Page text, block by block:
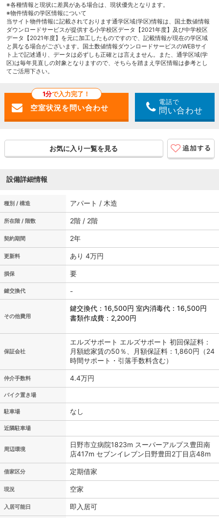
※各種情報と現状に差異がある場合は、現状優先となります。
※物件情報の学区情報について
当サイト物件情報に記載されております通学区域(学区)情報は、国土数値情報
ダウンロードサービスが提供する小学校区データ【2021年度】及び中学校区
データ【2021年度】を元に加工したものですので、記載情報が現在の学区域
と異なる場合がございます。国土数値情報ダウンロードサービスのWEBサイ
ト上で記述通り、データは必ずしも正確とは言えません。また、通学区域(学
区)は毎年見直しの対象となりますので、そちらを踏まえ学区情報は参考とし
てご活用下さい。
1分で入力完了！
電話で
問い合わせ
お気に入り一覧を見る
設備詳細情報
種別 / 構造 アパート / 木造
所在階 / 階数 2階 / 2階
契約期間 2年
更新料 あり 4万円
損保 要
鍵交換代 -
その他費用
鍵交換代：16,500円 室内消毒代：16,500円
書類作成費：2,200円
保証会社
エルズサポート エルズサポート 初回保証料：
月額総家賃の50％、月額保証料：1,860円（24
時間サポート・引落手数料含む）
仲介手数料 4.4万円
バイク置き場
駐車場 なし
近隣駐車場
周辺環境
日野市立病院1823m スーパーアルプス豊田南
店417m セブンイレブン日野豊田2丁目店48m
借家区分 定期借家
現況 空家
入居可能日 即入居可